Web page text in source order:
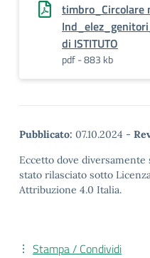
di ISTITUTO
pdf - 883 kb
Pubblicato: 07.10.2024 -
Eccetto dove
stato rilasciato sotto
Attribuzione 4.0 Italia.
Stampa / Condividi